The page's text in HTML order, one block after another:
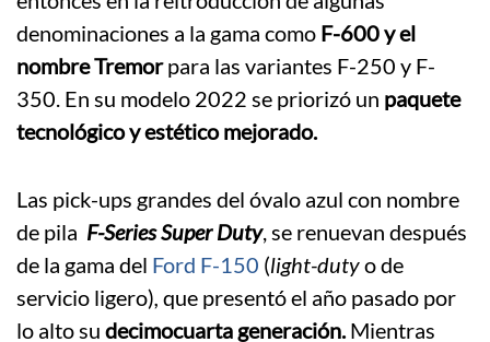
denominaciones a la gama como F-600 y el
nombre Tremorpara las variantes F-250 y F-
350. En su modelo 2022 se priorizó un paquete
tecnológico y estético mejorado.
Las pick-ups grandes del óvalo azul con nombre
de pila F-Series Super Duty, se renuevan después
de la gama del Ford F-150 (light-dutyo de
servicio ligero), que presentó el año pasado por
lo alto su decimocuarta generación.Mientras